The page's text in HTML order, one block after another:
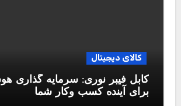
کالای دیجیتال
کابل فیبر نوری: سرمایه گذاری
برای آینده کسب وکار شما